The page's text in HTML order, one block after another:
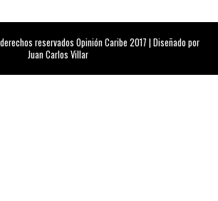
reservados Opinión Caribe 2017 | Diseñado por
Juan Carlos Villar